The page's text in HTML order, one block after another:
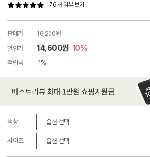
76개 리뷰 보기
판매가
16,200원
할인가
14,600원 10%
적립금 1%
색상
사이즈